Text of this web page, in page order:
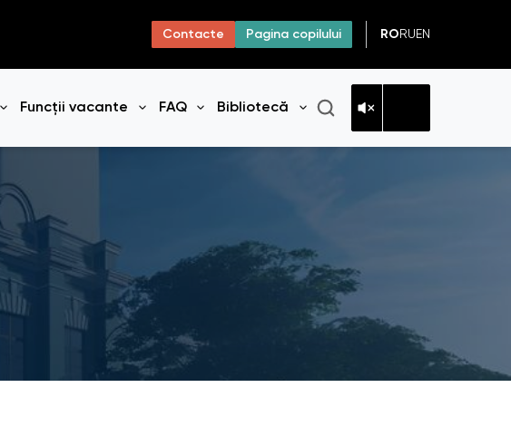
Contacte Pagina copilului RO RU EN
Deschide meniul
Funcții vacante FAQ
Deschide meniul
Bibliotecă
Deschide meniul